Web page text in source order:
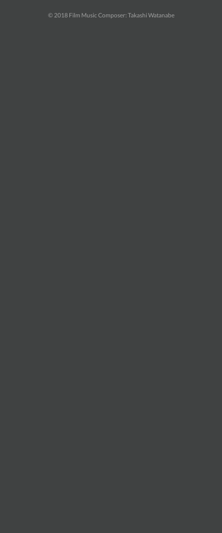
© 2018 Film Music Composer: Takashi Watanabe